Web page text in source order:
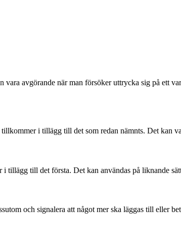
avgörande när man försöker uttrycka sig på ett
i tillägg till det som redan nämnts. Det
tillägg till det första. Det kan användas på liknande
och signalera att något mer ska läggas till eller